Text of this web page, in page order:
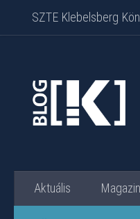
Skip to content
SZTE Klebelsberg
Aktuális Magazin